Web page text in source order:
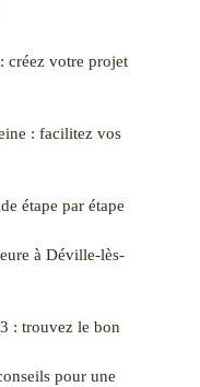
créez votre projet
: facilitez vos
étape par étape
à Déville-lès-
: trouvez le bon
pour une